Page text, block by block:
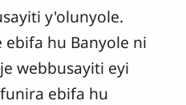
y'olunyole.
hu Banyole ni
webbusayiti eyi
ebifa hu